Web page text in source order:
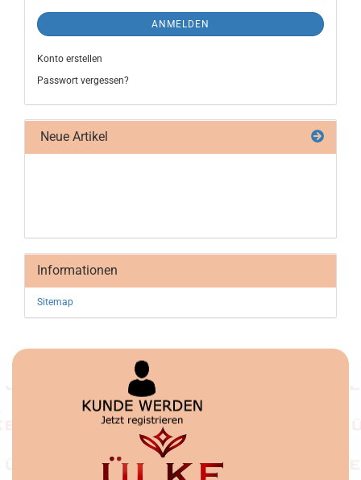
ANMELDEN
Konto erstellen
Passwort vergessen?
Neue Artikel
Informationen
Sitemap